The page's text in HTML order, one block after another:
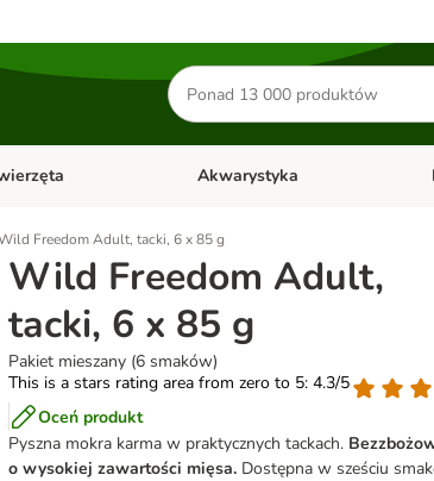
Szukaj
produktów
kategorii: Koty Otwórz menu kategorii: Małe
Akwarystyka
Freedom Adult, tacki, 6 x 85 g
Wild Freedom Adult,
tacki, 6 x 85 g
Pakiet mieszany (6 smaków)
This is a stars rating area from zero to 5: 4.3/5
Oceń produkt
Pyszna mokra karma w praktycznych tackach.
o wysokiej zawartości mięsa.Dostępna w sześciu